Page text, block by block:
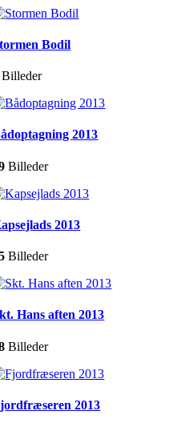
Bodil
2013
Billeder
2013
Billeder
Hans aften 2013
Billeder
2013